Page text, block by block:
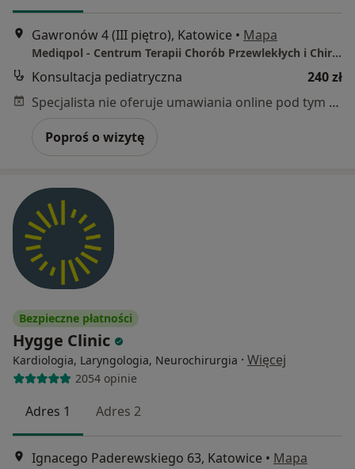
Gawronów 4 (III piętro), Katowice • Mapa
Mediqpol - Centrum Terapii Chorób Przewlekłych i Chirurgii Wielospecjalistycznej
Konsultacja pediatryczna
240 zł
Specjalista nie oferuje umawiania online pod tym adresem.
Poproś o wizytę
Bezpieczne płatności
Hygge Clinic
Kardiologia, Laryngologia, Neurochirurgia · Więcej
2054 opinie
Adres 1 Adres 2
Ignacego Paderewskiego 63, Katowice • Mapa